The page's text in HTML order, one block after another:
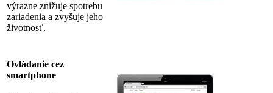
výrazne znižuje spotrebu
zariadenia a zvyšuje jeho
životnosť.
Ovládanie cez
smartphone